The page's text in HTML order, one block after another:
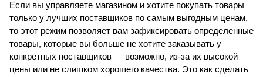
Если вы управляете магазином и хотите покупать товары
только у лучших поставщиков по самым выгодным ценам,
то этот режим позволяет вам зафиксировать определенные
товары, которые вы больше не хотите заказывать у
конкретных поставщиков — возможно, из-за их высокой
цены или не слишком хорошего качества. Это как сделать